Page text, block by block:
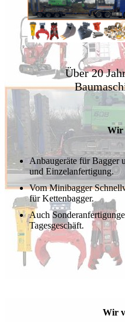
Über 20
Wir
Anbaugeräte für Bagger
und Einzelanfertigung.
Vom Minibagger
für Kettenbagger.
Auch
Tagesgeschäft.
Wir